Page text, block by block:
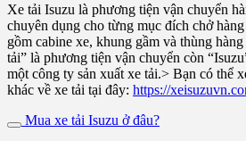
Xe tải Isuzu là phương tiện vận chuyển
chuyên dụng cho từng mục đích chở
gồm cabine xe, khung gầm và thùng
tải” là phương tiện vận chuyển còn
một công ty sản xuất xe tải.> Bạn có thể
khác về xe tải tại đây: https://
Mua xe tải Isuzu ở đâu?